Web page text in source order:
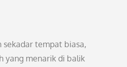
sekadar tempat biasa,
yang menarik di balik